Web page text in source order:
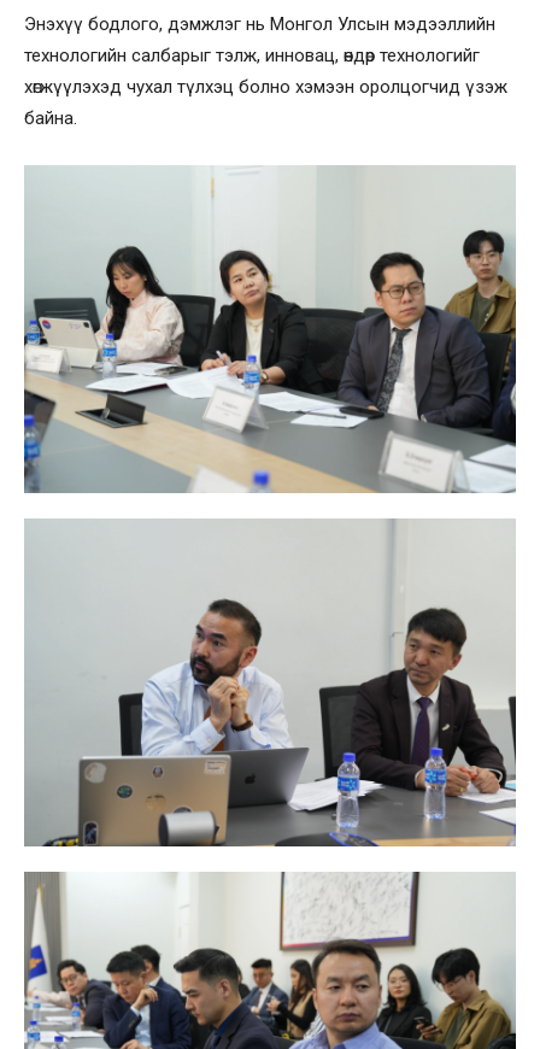
Энэхүү бодлого, дэмжлэг нь Монгол Улсын мэдээллийн
технологийн салбарыг тэлж, инновац, өндөр технологийг
хөгжүүлэхэд чухал түлхэц болно хэмээн оролцогчид үзэж
байна.